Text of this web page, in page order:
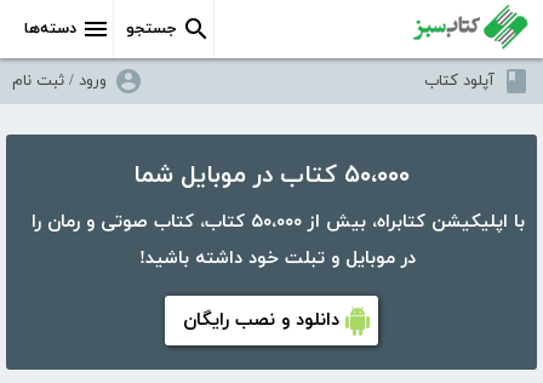
دسته‌ها جستجو
آپلود کتاب ورود / ثبت نام
۵۰،۰۰۰ کتاب در موبایل شما
با اپلیکیشن کتابراه، بیش از ۵۰،۰۰۰ کتاب، کتاب صوتی و رمان را
در موبایل و تبلت خود داشته باشید!
دانلود و نصب رایگان